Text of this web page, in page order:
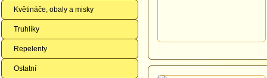
Květináče, obaly a misky
Truhlíky
Repelenty
Ostatní